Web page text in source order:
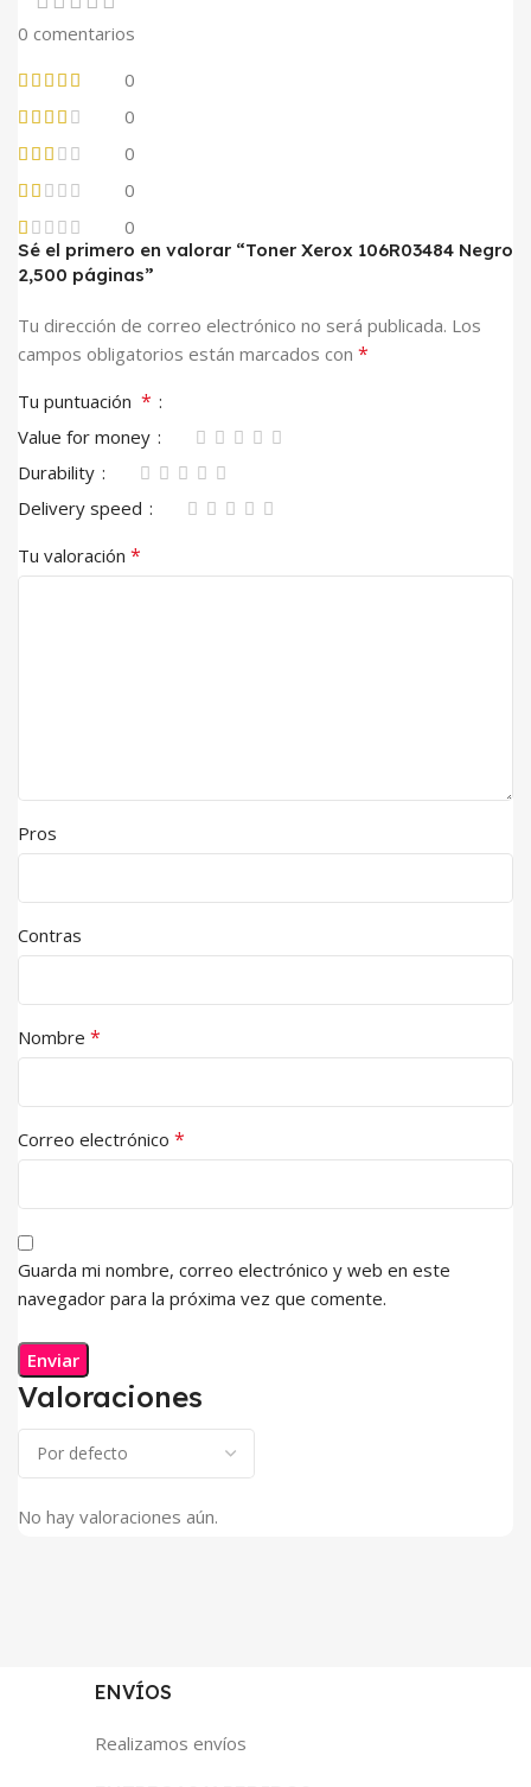
0 comentarios
0
0
0
0
0
Valoraciones
No hay valoraciones aún.
Sé el primero en valorar “Toner Xerox 106R03484 Negro
2,500 páginas”
Tu dirección de correo electrónico no será publicada. Los
campos obligatorios están marcados con *
Tu puntuación *
Value for money
Durability
Delivery speed
Tu valoración *
Pros
Contras
Nombre *
Correo electrónico *
Guarda mi nombre, correo electrónico y web en este
navegador para la próxima vez que comente.
ENVÍOS
Realizamos envíos